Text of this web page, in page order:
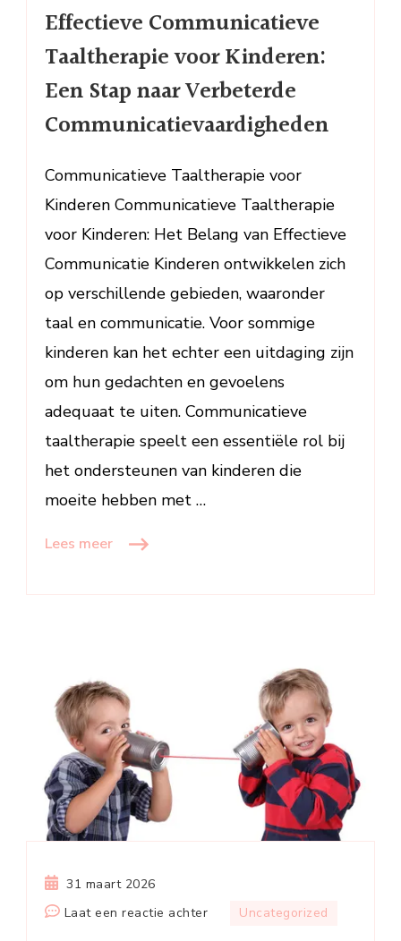
Effectieve Communicatieve
Taaltherapie voor Kinderen:
Een Stap naar Verbeterde
Communicatievaardigheden
Communicatieve Taaltherapie voor
Kinderen Communicatieve Taaltherapie
voor Kinderen: Het Belang van Effectieve
Communicatie Kinderen ontwikkelen zich
op verschillende gebieden, waaronder
taal en communicatie. Voor sommige
kinderen kan het echter een uitdaging zijn
om hun gedachten en gevoelens
adequaat te uiten. Communicatieve
taaltherapie speelt een essentiële rol bij
het ondersteunen van kinderen die
moeite hebben met …
Lees meer
31 maart 2026
Laat een reactie achterop
Uncategorized